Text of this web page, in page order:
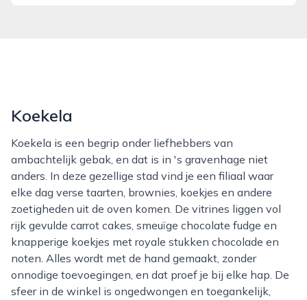
Koekela
Koekela is een begrip onder liefhebbers van
ambachtelijk gebak, en dat is in 's gravenhage niet
anders. In deze gezellige stad vind je een filiaal waar
elke dag verse taarten, brownies, koekjes en andere
zoetigheden uit de oven komen. De vitrines liggen vol
rijk gevulde carrot cakes, smeuïge chocolate fudge en
knapperige koekjes met royale stukken chocolade en
noten. Alles wordt met de hand gemaakt, zonder
onnodige toevoegingen, en dat proef je bij elke hap. De
sfeer in de winkel is ongedwongen en toegankelijk,